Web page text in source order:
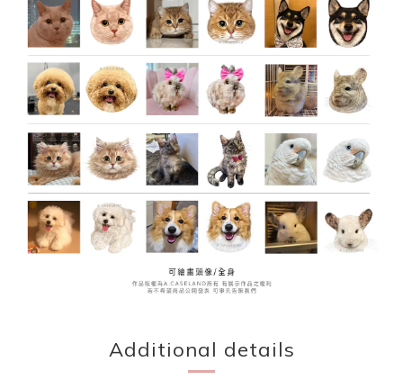
Additional details